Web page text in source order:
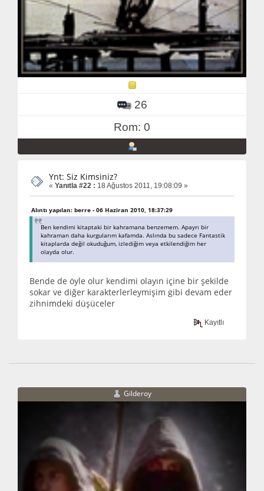
26
Rom: 0
Ynt: Siz Kimsiniz?
« Yanıtla #22 : 18 Ağustos 2011, 19:08:09 »
Alıntı yapılan: berre - 06 Haziran 2010, 18:37:29
Ben kendimi kitaptaki bir kahramana benzemem. Apayrı bir
kahraman daha kurgularım kafamda. Aslında bu sadece Fantastik
kitaplarda değil okuduğum, izlediğim veya etkilendiğim her
olayda olur.
Bende de öyle olur kendimi olayın içine bir şekilde
sokar ve diğer karakterlerleymişim gibi devam eder
zihnimdeki düşüceler
Kayıtlı
Gilderoy